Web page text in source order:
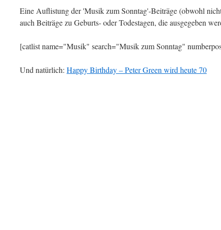
Eine Auflistung der 'Musik zum Sonntag'-Beiträge (obwohl
auch Beiträge zu Geburts- oder Todestagen, die ausgegeben
[catlist name="Musik" search="Musik zum Sonntag"
Und natürlich: Happy Birthday – Peter Green wird heute 70